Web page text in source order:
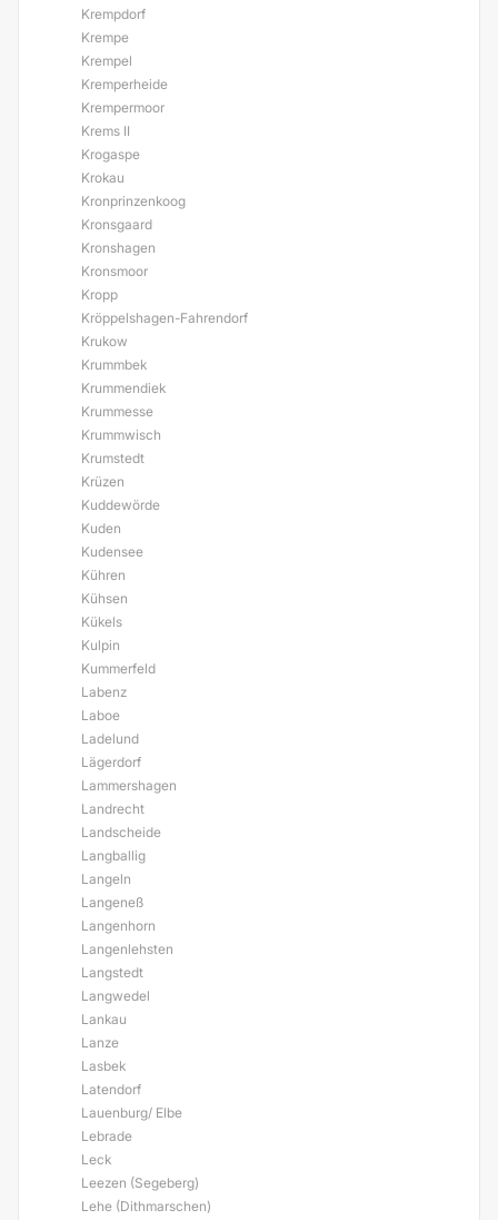
Krempdorf
Krempe
Krempel
Kremperheide
Krempermoor
Krems II
Krogaspe
Krokau
Kronprinzenkoog
Kronsgaard
Kronshagen
Kronsmoor
Kropp
Kröppelshagen-Fahrendorf
Krukow
Krummbek
Krummendiek
Krummesse
Krummwisch
Krumstedt
Krüzen
Kuddewörde
Kuden
Kudensee
Kühren
Kühsen
Kükels
Kulpin
Kummerfeld
Labenz
Laboe
Ladelund
Lägerdorf
Lammershagen
Landrecht
Landscheide
Langballig
Langeln
Langeneß
Langenhorn
Langenlehsten
Langstedt
Langwedel
Lankau
Lanze
Lasbek
Latendorf
Lauenburg/ Elbe
Lebrade
Leck
Leezen (Segeberg)
Lehe (Dithmarschen)